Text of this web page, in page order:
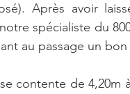
Après avoir
spécialiste du
au passage un bon
se contente de 4,20m